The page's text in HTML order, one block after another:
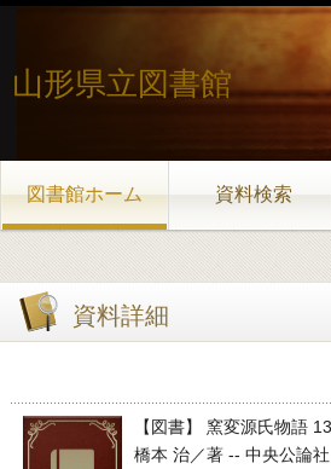
山形県立図書館
図書館ホーム 資料検索
資料詳細
【図書】 窯変源氏物語 13
橋本 治／著 -- 中央公論